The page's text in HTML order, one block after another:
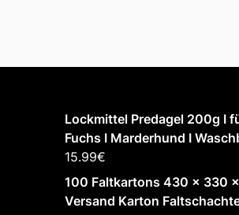
Lockmittel Predagel 200g I
Fuchs I Marderhund I
15.99€
100 Faltkartons 430 x 330
Versand Karton